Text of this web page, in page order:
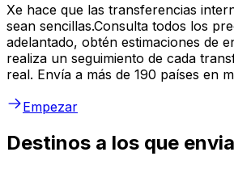
Xe hace que las transferencias
sean sencillas.Consulta todos los
adelantado, obtén estimaciones de
realiza un seguimiento de cada
real. Envía a más de 190 países en
Empezar
Destinos a los que